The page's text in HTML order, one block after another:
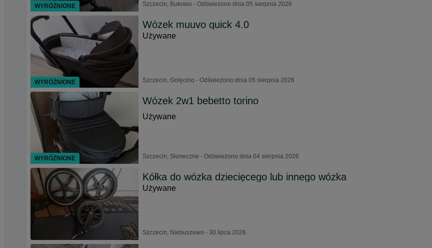
Szczecin, Bukowo - Odświeżono dnia 05 sierpnia 2026
Wózek muuvo quick 4.0
Używane
Szczecin, Golęcino - Odświeżono dnia 05 sierpnia 2026
Wózek 2w1 bebetto torino
Używane
Szczecin, Słoneczne - Odświeżono dnia 04 sierpnia 2026
Kółka do wózka dziecięcego lub innego wózka
Używane
Szczecin, Niebuszewo - 30 lipca 2026
WYRÓŻNIONE
WYRÓŻNIONE
WYRÓŻNIONE